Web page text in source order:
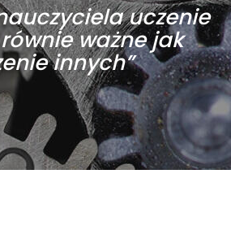
uczenie
ważne jak
innych”